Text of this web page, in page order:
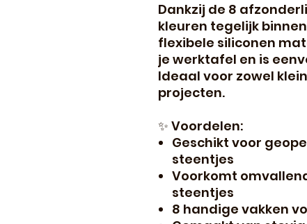
Dankzij de 8
kleuren tegelijk
flexibele siliconen
je werktafel en is
Ideaal voor zowel
projecten.
✨ Voordelen:
Geschikt voor
steentjes
Voorkomt
steentjes
8 handige vakken